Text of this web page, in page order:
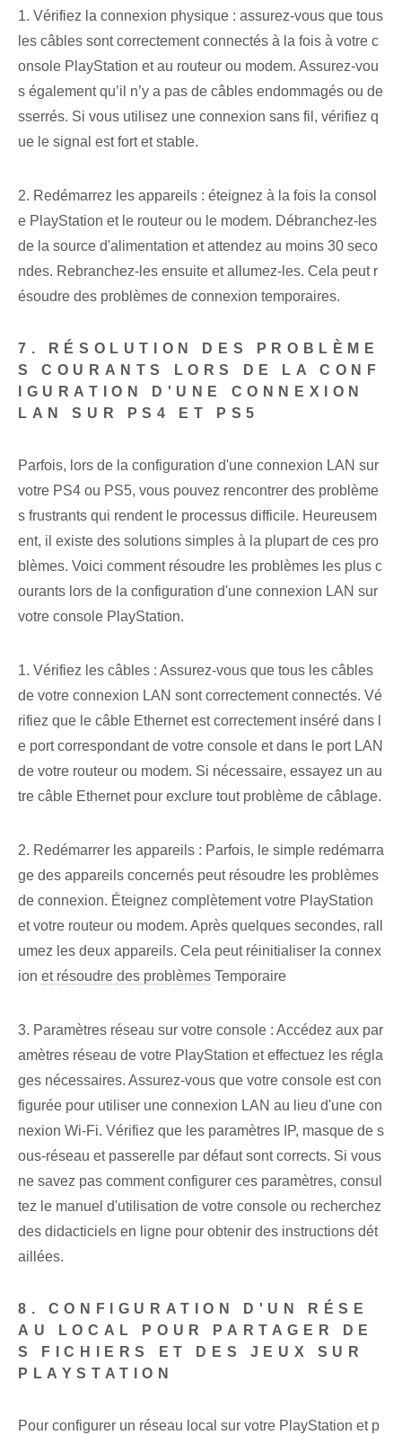
1. Vérifiez la connexion physique : assurez-vous que tous
les câbles sont correctement connectés à la fois à votre c
onsole PlayStation et au routeur ou modem. Assurez-vou
s également qu’il n’y a pas de câbles endommagés ou de
sserrés. Si vous utilisez une connexion sans fil, vérifiez q
ue le signal est fort et stable.
2. Redémarrez les appareils : éteignez à la fois la consol
e PlayStation et le routeur ou le modem. Débranchez-les
de la source d'alimentation et attendez au moins 30 seco
ndes. Rebranchez-les ensuite et allumez-les. Cela peut r
ésoudre des problèmes de connexion temporaires.
7. RÉSOLUTION DES PROBLÈME
S COURANTS LORS DE LA CONF
IGURATION D'UNE CONNEXION
LAN SUR PS4 ET PS5
Parfois, lors de la configuration d'une connexion LAN sur
votre PS4 ou PS5, vous pouvez rencontrer des problème
s frustrants qui rendent le processus difficile. Heureusem
ent, il existe des solutions simples à la plupart de ces pro
blèmes. Voici comment résoudre les problèmes les plus c
ourants lors de la configuration d'une connexion LAN sur
votre console PlayStation.
1. Vérifiez les câbles : Assurez-vous que tous les câbles
de votre connexion LAN sont correctement connectés. Vé
rifiez que le câble Ethernet est correctement inséré dans l
e port correspondant de votre console et dans le port LAN
de votre routeur ou modem. Si nécessaire, essayez un au
tre câble Ethernet pour exclure tout problème de câblage.
2. Redémarrer les appareils : Parfois, le simple redémarra
ge des appareils concernés peut résoudre les problèmes
de connexion. Éteignez complètement votre PlayStation
et votre routeur ou modem. Après quelques secondes, rall
umez les deux appareils. Cela peut réinitialiser la connex
ion et résoudre des problèmes Temporaire
3. Paramètres réseau sur votre console : Accédez aux par
amètres réseau de votre PlayStation et effectuez les régla
ges nécessaires. Assurez-vous que votre console est con
figurée pour utiliser une connexion LAN au lieu d'une con
nexion Wi-Fi. Vérifiez que les paramètres IP, masque de s
ous-réseau et passerelle par défaut sont corrects. Si vous
ne savez pas comment configurer ces paramètres, consul
tez le manuel d'utilisation de votre console ou recherchez
des didacticiels en ligne pour obtenir des instructions dét
aillées.
8. CONFIGURATION D'UN RÉSE
AU LOCAL POUR PARTAGER DE
S FICHIERS ET DES JEUX SUR
PLAYSTATION
Pour configurer un réseau local sur votre PlayStation et p